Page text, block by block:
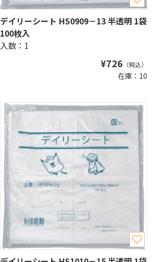
デイリーシート HS0909－13 半透明 1袋
100枚入
入数：1
¥726 （税込）
在庫：10